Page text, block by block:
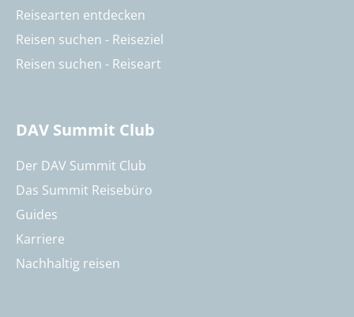
Reisearten entdecken
Reisen suchen - Reiseziel
Reisen suchen - Reiseart
DAV Summit Club
Der DAV Summit Club
Das Summit Reisebüro
Guides
Karriere
Nachhaltig reisen